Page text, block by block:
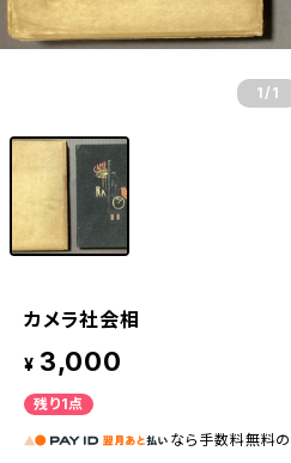
1 /1
カメラ社会相
¥ 3,000
残り1点
なら 手数料無料の